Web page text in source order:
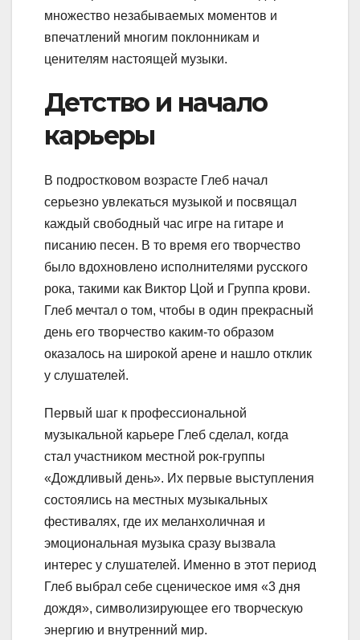
множество незабываемых моментов и
впечатлений многим поклонникам и
ценителям настоящей музыки.
Детство и начало
карьеры
В подростковом возрасте Глеб начал
серьезно увлекаться музыкой и посвящал
каждый свободный час игре на гитаре и
писанию песен. В то время его творчество
было вдохновлено исполнителями русского
рока, такими как Виктор Цой и Группа крови.
Глеб мечтал о том, чтобы в один прекрасный
день его творчество каким-то образом
оказалось на широкой арене и нашло отклик
у слушателей.
Первый шаг к профессиональной
музыкальной карьере Глеб сделал, когда
стал участником местной рок-группы
«Дождливый день». Их первые выступления
состоялись на местных музыкальных
фестивалях, где их меланхоличная и
эмоциональная музыка сразу вызвала
интерес у слушателей. Именно в этот период
Глеб выбрал себе сценическое имя «3 дня
дождя», символизирующее его творческую
энергию и внутренний мир.